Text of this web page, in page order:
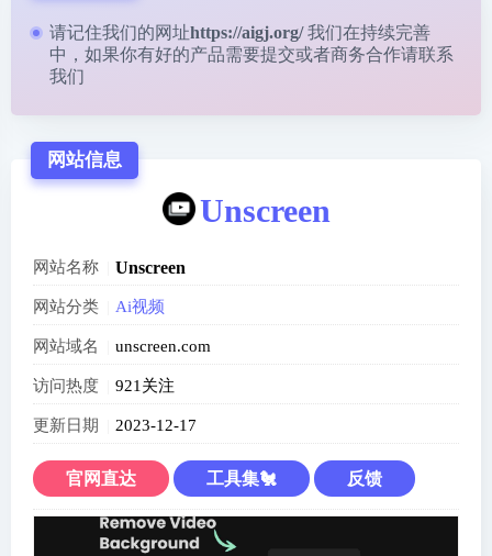
请记住我们的网址https://aigj.org/ 我们在持续完善
中，如果你有好的产品需要提交或者商务合作请联系
我们
网站信息
Unscreen
网站名称 Unscreen
网站分类 Ai视频
网站域名 unscreen.com
访问热度 921关注
更新日期 2023-12-17
官网直达 工具集🐔 反馈